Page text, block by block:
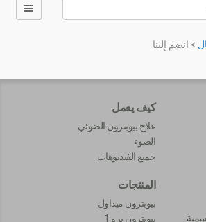
> انضم إلينا
كيف يعمل
علاج بيوبترون الضوئي
الضوء
جميع الفيديوهات
المنتجات
بيوبترون ميداول
بيوبترون برو 1